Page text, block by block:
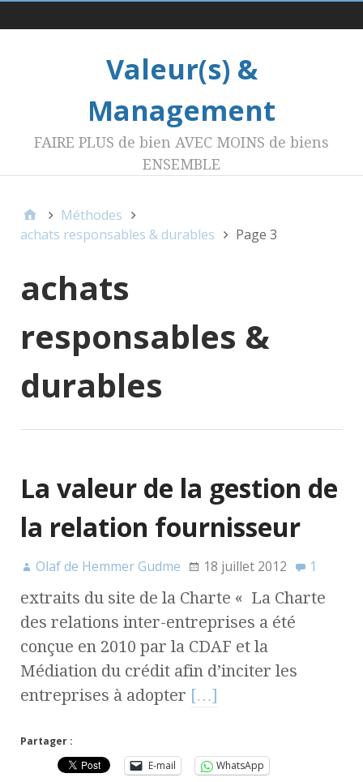
Menu 1
Valeur(s) &
Management
FAIRE PLUS de bien AVEC MOINS de biens
ENSEMBLE
Méthodes
achats responsables & durables
Page 3
achats
responsables &
durables
La valeur de la gestion de
la relation fournisseur
Olaf de Hemmer Gudme 18 juillet 2012 1
extraits du site de la Charte « La Charte
des relations inter-entreprises a été
conçue en 2010 par la CDAF et la
Médiation du crédit afin d’inciter les
entreprises à adopter […]
Partager :
E-mail
WhatsApp